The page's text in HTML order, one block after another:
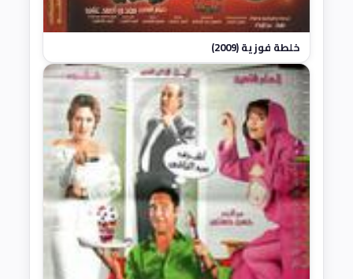
خلطة فوزية (2009)